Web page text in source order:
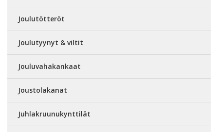
Joulutötteröt
Joulutyynyt & viltit
Jouluvahakankaat
Joustolakanat
Juhlakruunukynttilät